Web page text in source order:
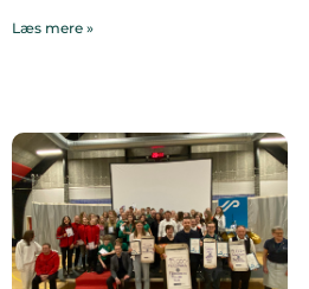
Læs mere »